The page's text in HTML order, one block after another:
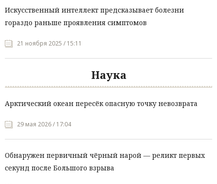
Искусственный интеллект предсказывает болезни
гораздо раньше проявления симптомов
21 ноября 2025 / 15:11
Наука
Арктический океан пересёк опасную точку невозврата
29 мая 2026 / 17:04
Обнаружен первичный чёрный нарой — реликт первых
секунд после Большого взрыва